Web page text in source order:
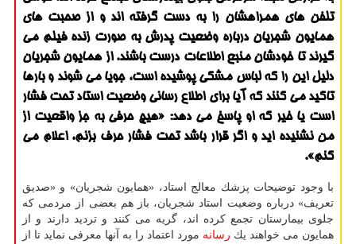
تلفن های همراهشان را به دست گرفته اند و از صحبت های
همایون شجریان درباره وضعیت پدرش به صورت زنده فیلم می
گیرند تا خودشان منبع اطلاعات درست باشند. از همایون شجریان
دلیل این را كه لباس مشكی پوشیده است، جویا می شوند و بارها
تاكید می كنند كه آیا برای اطلاع رسانی وضعیت استاد تحت فشار
است یا خیر كه او پاسخ می دهد: «هیچ حرفی به جز واقعیت از
من نشنیده اید و اگر قرار باشد تحت فشار حرف بزنم، اعلام می
كنم».
با وجود توضیحات پزشك معالج استاد، «همایون شجریان» و «صدیق
تعریف» درباره وضعیت استاد شجریان، باز هم بعضی از مردمی كه
جلوی بیمارستان تجمع كرده اند، گریه می كنند و تردید دارند و از
همایون می خواهند یك رسانه مورد اعتماد را به آنها معرفی نماید تا از